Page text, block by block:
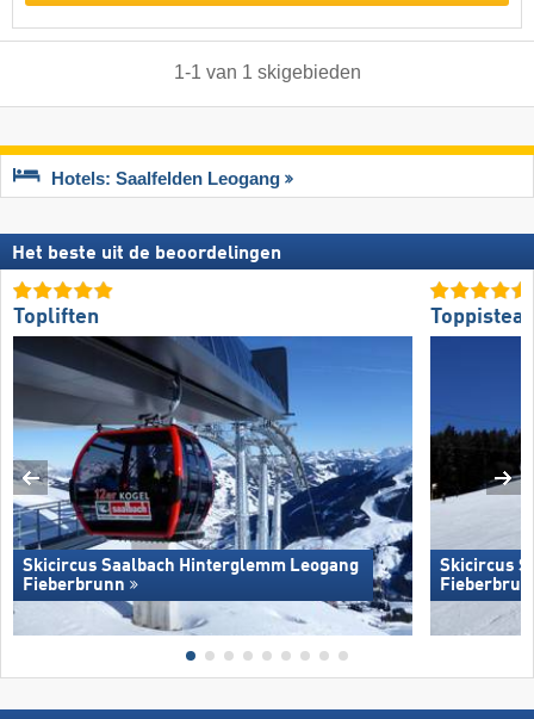
1-1 van 1 skigebieden
Hotels: Saalfelden Leogang
Het beste uit de beoordelingen
Topliften
Skicircus Saalbach Hinterglemm Leogang
Fieberbrunn
Skicircus